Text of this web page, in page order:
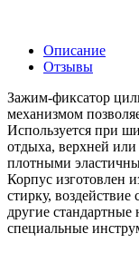
Описание
Отзывы
Зажим-фиксатор
механизмом
Используется при
отдыха, верхней или
плотными
Корпус изготовлен
стирку,
другие стандартные
специальные